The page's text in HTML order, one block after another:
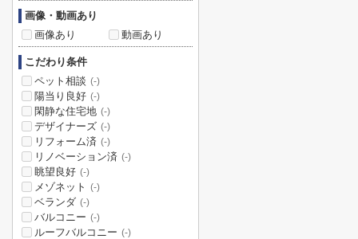
画像・動画あり
画像あり
動画あり
こだわり条件
ペット相談 (-)
陽当り良好 (-)
閑静な住宅地 (-)
デザイナーズ (-)
リフォーム済 (-)
リノベーション済 (-)
眺望良好 (-)
メゾネット (-)
ベランダ (-)
バルコニー (-)
ルーフバルコニー (-)